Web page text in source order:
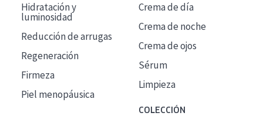
Hidratación y
luminosidad
Reducción de arrugas
Regeneración
Firmeza
Piel menopáusica
Crema de día
Crema de noche
Crema de ojos
Sérum
Limpieza
COLECCIÓN